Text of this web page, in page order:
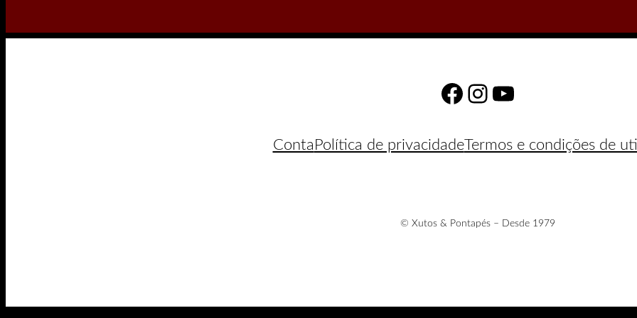
Facebook
Instagram
YouTube
Conta Política de privacidadeTermos e condições de
© Xutos & Pontapés – Desde 1979